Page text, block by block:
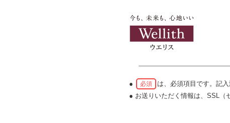
● 必須
は、必須項目です。記
● お送りいただく情報は、SSL（